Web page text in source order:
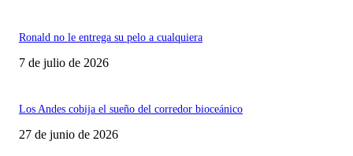
Ronald no le entrega su pelo a cualquiera
7 de julio de 2026
Los Andes cobija el sueño del corredor bioceánico
27 de junio de 2026